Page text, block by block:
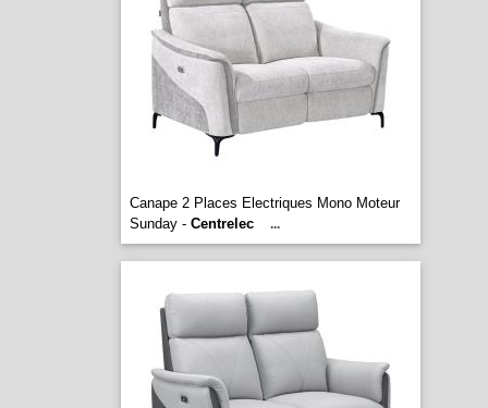
Canape 2 Places Electriques Mono Moteur
Sunday - Centrelec ...